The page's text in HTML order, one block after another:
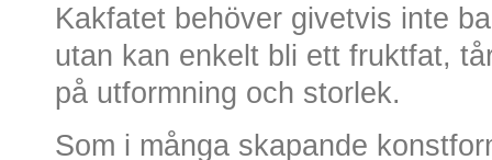
Kakfatet behöver givetvis inte
utan kan enkelt bli ett fruktfat,
på utformning och storlek.
Som i många skapande